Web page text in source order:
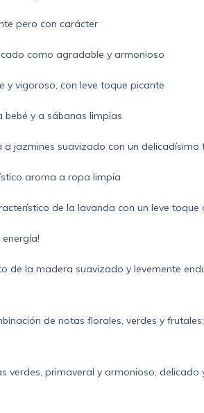
pero con carácter
como agradable y armonioso
y vigoroso, con leve toque picante
bebé y a sábanas limpias
a jazmines suavizado con un
aroma a ropa limpia
de la lavanda con un leve toque
energía!
de la madera suavizado y levemente
de notas florales, verdes y
verdes, primaveral y armonioso, delicado